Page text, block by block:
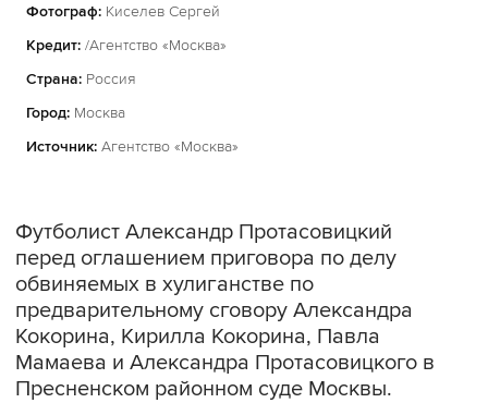
Фотограф: Киселев Сергей
Кредит: /Агентство «Москва»
Страна: Россия
Город: Москва
Источник: Агентство «Москва»
Футболист Александр Протасовицкий
перед оглашением приговора по делу
обвиняемых в хулиганстве по
предварительному сговору Александра
Кокорина, Кирилла Кокорина, Павла
Мамаева и Александра Протасовицкого в
Пресненском районном суде Москвы.